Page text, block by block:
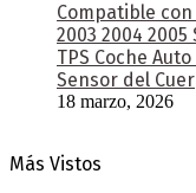
Compatible con
2003 2004
TPS Coche
Sensor del
18 marzo, 2026
Más Vistos